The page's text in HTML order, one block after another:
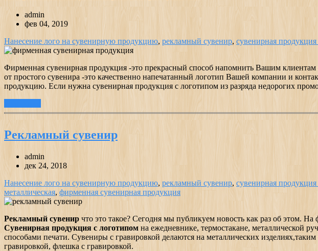
admin
фев 04, 2019
Нанесение лого на сувенирную продукцию, рекламный сувенир, сувенирная
Фирменная сувенирная продукция -это прекрасный способ напомнить Вашим
от простого сувенира -это качественно напечатанный логотип Вашей компании и
продукцию. Если нужна сувенирная продукция с логотипом из разряда недорогих
Рекламный сувенир
admin
дек 24, 2018
Нанесение лого на сувенирную продукцию, рекламный сувенир, сувенирная
металлическая, фирменная сувенирная продукция
Рекламный сувенир что это такое? Сегодня мы публикуем новость как раз об этом.
Сувенирная продукция с логотипом на ежедневнике, термостакане, металлической
способами печати. Сувениры с гравировкой делаются на металлических
гравировкой, флешка с гравировкой.